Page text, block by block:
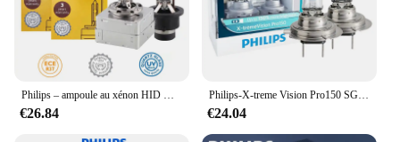
€26.84
Philips-X-treme Vision Pro150 SG, Lumière Blanche Halogène, Lumière de Sauna, 150% Plus Lumineuse, Ampoules Originales d'Origine de Voiture, 2X, H7, 12V, 55W
€24.04